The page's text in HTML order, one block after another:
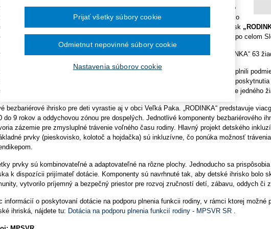
žiadostí o dotácie
pre zhotovenie analýzy
dunajského
November 2024
Október 2024
September 2024
August 2024
Máj 2024
Január 2024
December 2023
Október 2023
práce plánuje postaviť okolo 100 ekologických detských ihrísk. Ministerstvo
sociálnych vecí a rodiny SR v rámci svojich dotačných kompetencií vyčlenilo
roku 4,5 mil. eur na výstavbu 100 ekologických detských inkluzívnych ihrísk
bezbariérové hracie areály pre deti a rodiny tak vyrastú v obciach a mestách po celom
práce pridelil prvé dotácie na vybudovanie detských ihrísk bez bariér „RODINKA“ 63
neziskové organizácie, občianske združenia či registrované cirkvi, ktoré nesplnili
ale aj noví žiadatelia, sa tak do výzvy budú môcť zapojiť v lete. Podmienkou
úprav zo strany žiadateľa a 10 % finančná spoluúčasť. Výška dotácie pre jedného
bezbariérové ihrisko pre deti vyrastie aj v obci Veľká Paka. „RODINKA“ predstavuje
do 9 rokov a oddychovou zónou pre dospelých. Jednotlivé komponenty bezbariérového
zázemie pre zmysluplné trávenie voľného času rodiny. Hlavný projekt detského
prvky (pieskovisko, kolotoč a hojdačka) sú inkluzívne, čo ponúka možnosť
prvky sú kombinovateľné a adaptovateľné na rôzne plochy. Jednoducho sa
k dispozícii prijímateľ dotácie. Komponenty sú navrhnuté tak, aby detské ihrisko bolo
vytvorilo príjemný a bezpečný priestor pre rozvoj zručností detí, zábavu, oddych či
informácií o poskytovaní dotácie na podporu plnenia funkcii rodiny, v rámci ktorej možné
ihriská, nájdete tu: Dotácia na podporu plnenia funkcií rodiny - MPSVR SR .
Nastavenia súborov cookie
Odmietnut nepovinné súbory cookie
Prijať všetky súbory cookie